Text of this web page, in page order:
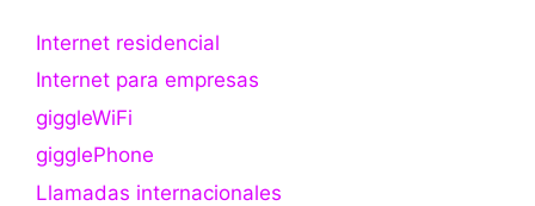
Internet residencial
Internet para empresas
giggleWiFi
gigglePhone
Llamadas internacionales